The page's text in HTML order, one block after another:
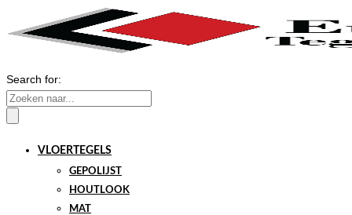
Search for:
VLOERTEGELS
GEPOLIJST
HOUTLOOK
MAT